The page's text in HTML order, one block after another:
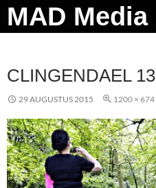
Ga
naar
Zoeken
CLINGENDAEL 13
29 AUGUSTUS 2015 1200 × 674